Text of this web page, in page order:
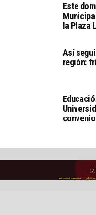
Este
la Plaza
Así
región: